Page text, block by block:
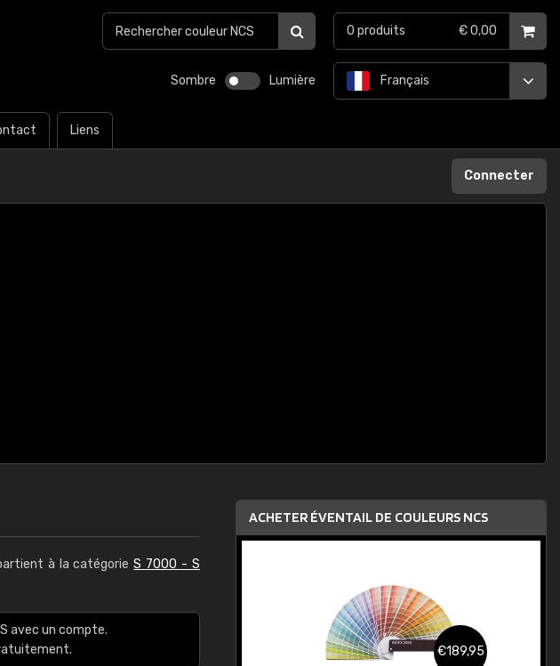
Sombre Lumière
Liens
Français
0 produits € 0,00
Connecter
à la catégorieS 7000 - S
avec un compte.
ACHETER ÉVENTAIL DE COULEURS NCS
€189,95